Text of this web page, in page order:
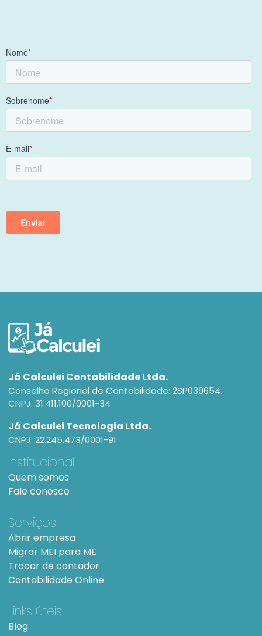
Já Calculei Contabilidade Ltda.
Conselho Regional de Contabilidade: 2SP039654.
CNPJ: 31.411.100/0001-34
Já Calculei Tecnologia Ltda.
CNPJ: 22.245.473/0001-91
Institucional
Quem somos
Fale conosco
Serviços
Abrir empresa
Migrar MEI para ME
Trocar de contador
Contabilidade Online
Links úteis
Blog